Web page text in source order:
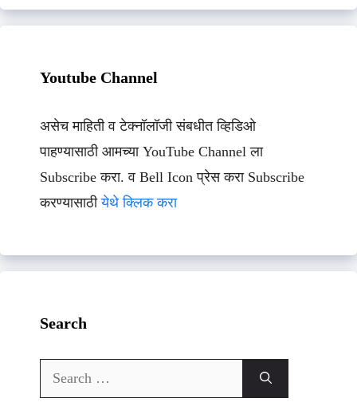
Youtube Channel
असेच माहिती व टेक्नॉलॉजी संबधीत व्हिडिओ
पाहण्यासाठी आमच्या YouTube Channel ला
Subscribe करा. व Bell Icon प्रेस करा Subscribe
करण्यासाठीयेथे क्लिक करा
Search
Search
for: